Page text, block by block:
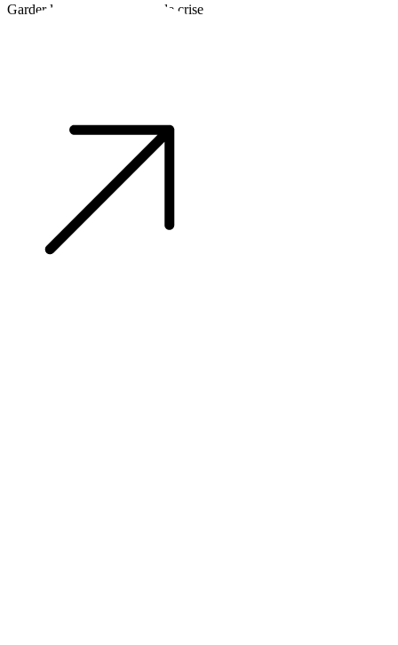
Garder la tête froide en cas de crise